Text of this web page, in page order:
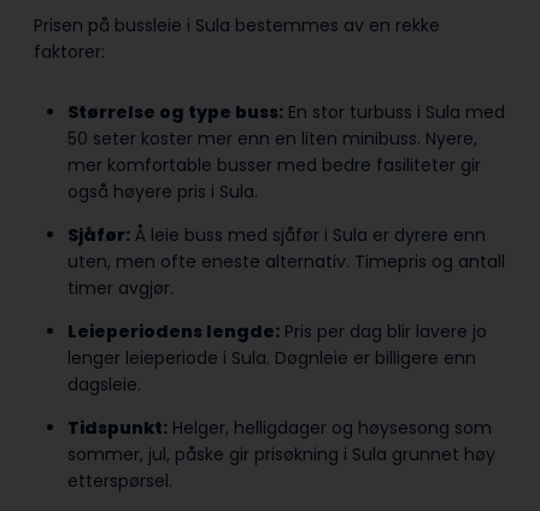
Prisen på bussleie i Sula bestemmes av en rekke
faktorer:
Størrelse og type buss: En stor turbuss i Sula med
50 seter koster mer enn en liten minibuss. Nyere,
mer komfortable busser med bedre fasiliteter gir
også høyere pris i Sula.
Sjåfør: Å leie buss med sjåfør i Sula er dyrere enn
uten, men ofte eneste alternativ. Timepris og antall
timer avgjør.
Leieperiodens lengde: Pris per dag blir lavere jo
lenger leieperiode i Sula. Døgnleie er billigere enn
dagsleie.
Tidspunkt: Helger, helligdager og høysesong som
sommer, jul, påske gir prisøkning i Sula grunnet høy
etterspørsel.